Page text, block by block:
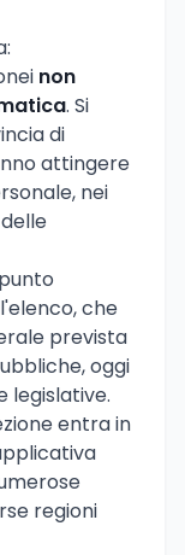
non
. Si
di
attingere
nei
che
prevista
oggi
legislative.
entra in
regioni